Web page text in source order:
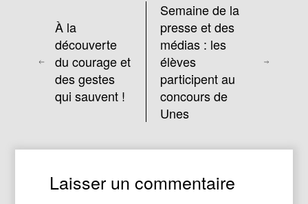
À la
découverte
du courage et
des gestes
qui sauvent !
Semaine de la
presse et des
médias : les
élèves
participent au
concours de
Unes
Laisser un commentaire